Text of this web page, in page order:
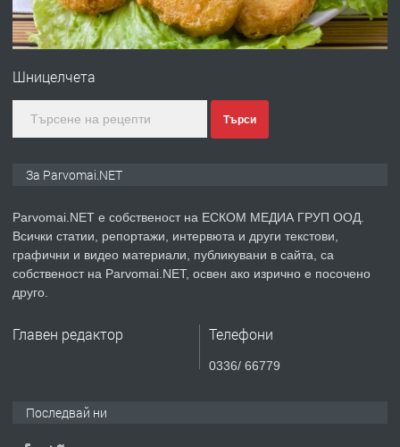
ПРЕДЛАГА
Първи поход "По стъпките на Ангел
преди 1 година
ПРЕДЛАГА Уроци по Математика
Шницелчета
Търси
За Parvomai.NET
Parvomai.NET е собственост на ЕСКОМ МЕДИА ГРУП ООД.
Всички статии, репортажи, интервюта и други текстови,
графични и видео материали, публикувани в сайта, са
собственост на Parvomai.NET, освен ако изрично е посочено
друго.
Главен редактор Телефони
0336/ 66779
Последвай ни